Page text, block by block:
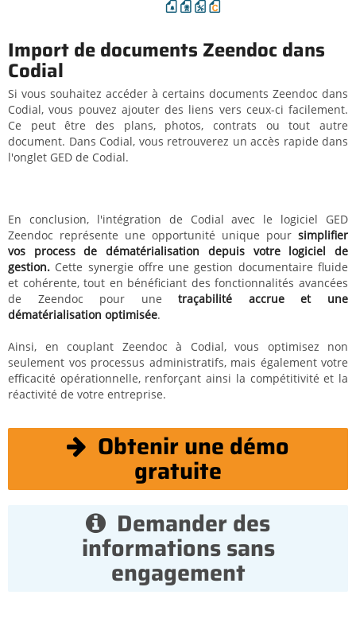
Import de documents Zeendoc dans
Codial
Si vous souhaitez accéder à certains documents Zeendoc dans
Codial, vous pouvez ajouter des liens vers ceux-ci facilement.
Ce peut être des plans, photos, contrats ou tout autre
document. Dans Codial, vous retrouverez un accès rapide dans
l'onglet GED de Codial.
En conclusion, l'intégration de Codial avec le logiciel GED
Zeendoc représente une opportunité unique pour simplifier
vos process de dématérialisation depuis votre logiciel de
gestion. Cette synergie offre une gestion documentaire fluide
et cohérente, tout en bénéficiant des fonctionnalités avancées
de Zeendoc pour une traçabilité accrue et une
dématérialisation optimisée.
Ainsi, en couplant Zeendoc à Codial, vous optimisez non
seulement vos processus administratifs, mais également votre
efficacité opérationnelle, renforçant ainsi la compétitivité et la
réactivité de votre entreprise.
Obtenir une démo
gratuite
Demander des
informations sans
engagement